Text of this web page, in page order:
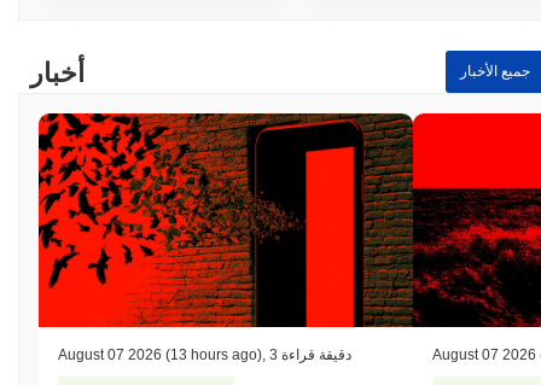
أخبار جميع الأخبار
August 07 2026 (13 hours ago) 3 دقيقة قراءة August 07 2026